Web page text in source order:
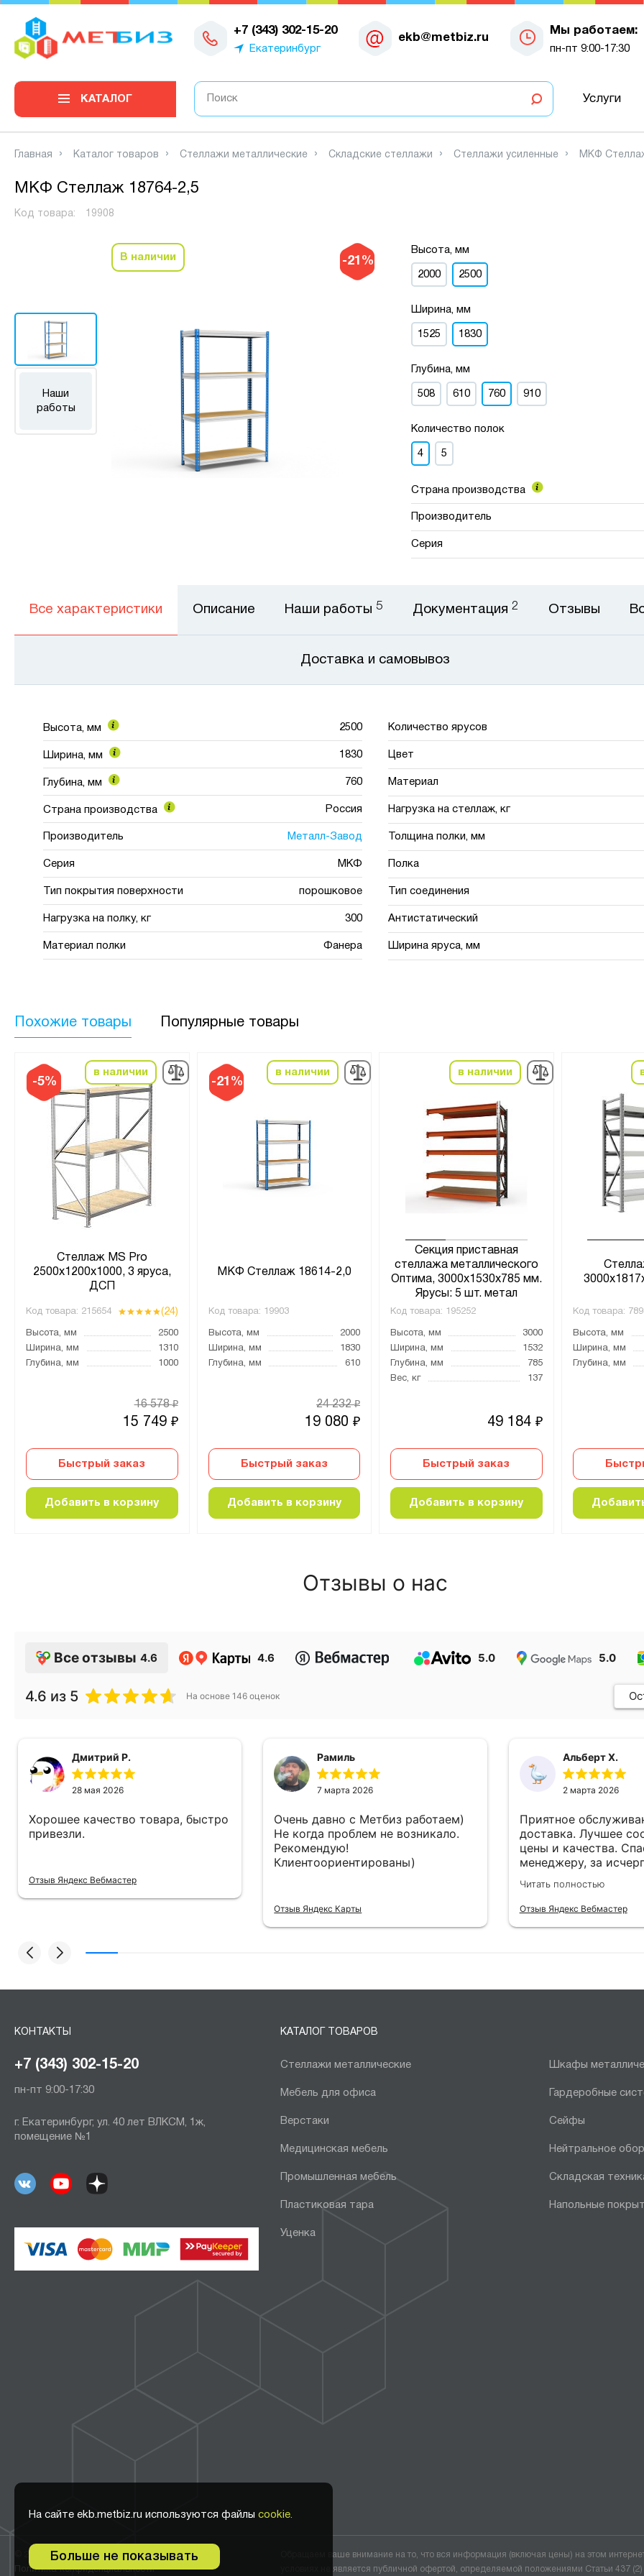
+7 (343) 302-15-20
Екатеринбург
ekb@metbiz.ru
Мы работаем:
пн-пт 9:00-17:30
0
КАТАЛОГ Услуги
Главная Каталог товаров Стеллажи металлические Складские стеллажи Стеллажи усиленные МКФ
МКФ Стеллаж 18764-2,5
Код товара: 19908
-21%
Наши
работы
В наличии
Высота, мм
2000 2500
Ширина, мм
1525 1830
Глубина, мм
508 610 760 910
Количество полок
4 5
Страна производства
Производитель
Серия
Все характеристики
Высота, мм 2500
Ширина, мм 1830
Глубина, мм 760
Страна производства Россия
Производитель Металл-Завод
Серия МКФ
Тип покрытия поверхности порошковое
Нагрузка на полку, кг 300
Материал полки Фанера
Количество ярусов
Цвет
Материал
Нагрузка на стеллаж, кг
Толщина полки, мм
Полка
Тип соединения
Антистатический
Ширина яруса, мм
Описание Наши работы 5 Документация 2 Отзывы
Доставка и самовывоз
Похожие товары Популярные товары
-5%
в наличии
Стеллаж MS Pro
2500х1200х1000, 3 яруса,
ДСП
Код товара: 215654 (24)
Высота, мм
2500
Ширина, мм
1310
Глубина, мм
1000
15 749 ₽
16 578₽
Быстрый заказ
Добавить в корзину
-21%
в наличии
МКФ Стеллаж 18614-2,0
Код товара: 19903
Высота, мм
2000
Ширина, мм
1830
Глубина, мм
610
19 080 ₽
24 232₽
Быстрый заказ
Добавить в корзину
в наличии
Секция приставная
стеллажа металлического
Оптима, 3000x1530x785 мм.
Ярусы: 5 шт. метал
Код товара: 195252
Высота, мм
3000
Ширина, мм
1532
Глубина, мм
785
Вес, кг
137
49 184 ₽
Быстрый заказ
Добавить в корзину
Код товара:
Высота, мм
Ширина, мм
Глубина, мм
Отзывы о нас
Все отзывы 4.6 4.6 5.0 5.0
4.6 из 5 На основе 146 оценок
Дмитрий Р.
28 мая 2026
Хорошее качество товара, быстро
привезли.
Отзыв Яндекс Вебмастер
Рамиль
7 марта 2026
Очень давно с Метбиз работаем)
Не когда проблем не возникало.
Рекомендую!
Клиентоориентированы)
Отзыв Яндекс Карты
Альберт Х.
2 марта 2026
Приятное
доставка. Лучшее
цены и качества.
менеджеру, за
информацию о товаре.
Читать полностью
Отзыв Яндекс Вебмастер
На сайте ekb.metbiz.ru используются файлы cookie.
Больше не показывать
КОНТАКТЫ
+7 (343) 302-15-20
пн-пт 9:00-17:30
г. Екатеринбург, ул. 40 лет ВЛКСМ, 1ж,
помещение №1
КАТАЛОГ ТОВАРОВ
Стеллажи металлические Шкафы
Мебель для офиса Гардеробные
Верстаки Сейфы
Медицинская мебель Нейтральное
Промышленная мебель Складская
Пластиковая тара Напольные
Уценка
© 2011-2026 ООО Метбиз
Политика конфиденциальности
Обращаем ваше внимание на то, что вся информация (включая цены) на этом
условиях не является публичной офертой, определяемой положениями Статьи 437